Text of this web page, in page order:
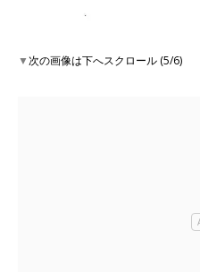
▼次の画像は下へスクロール (5/6)